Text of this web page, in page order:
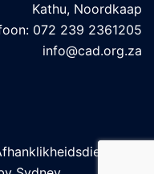
Kathu, Noordkaap
072 239 2361205
info@cad.org.za